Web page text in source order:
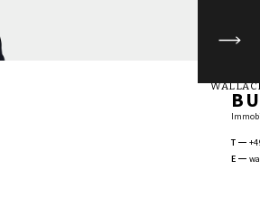
T
E